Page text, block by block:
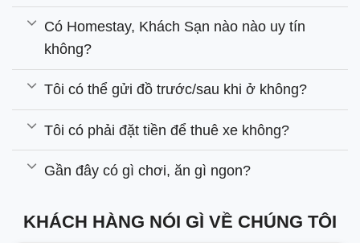
Có Homestay, Khách Sạn nào nào uy tín
không?
Tôi có thể gửi đồ trước/sau khi ở không?
Tôi có phải đặt tiền để thuê xe không?
Gần đây có gì chơi, ăn gì ngon?
KHÁCH HÀNG NÓI GÌ VỀ CHÚNG TÔI